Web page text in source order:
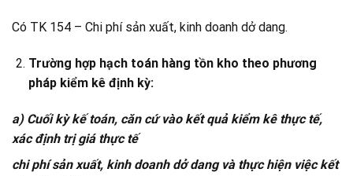
Có TK 154 – Chi phí sản xuất, kinh doanh dở dang.
Trường hợp hạch toán hàng tồn kho theo phương
pháp kiểm kê định kỳ:
a) Cuối kỳ kế toán, căn cứ vào kết quả kiểm kê thực tế,
xác định trị giá thực tế
chi phí sản xuất, kinh doanh dở dang và thực hiện việc kết